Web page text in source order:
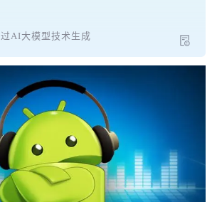
AI大模型技术生成